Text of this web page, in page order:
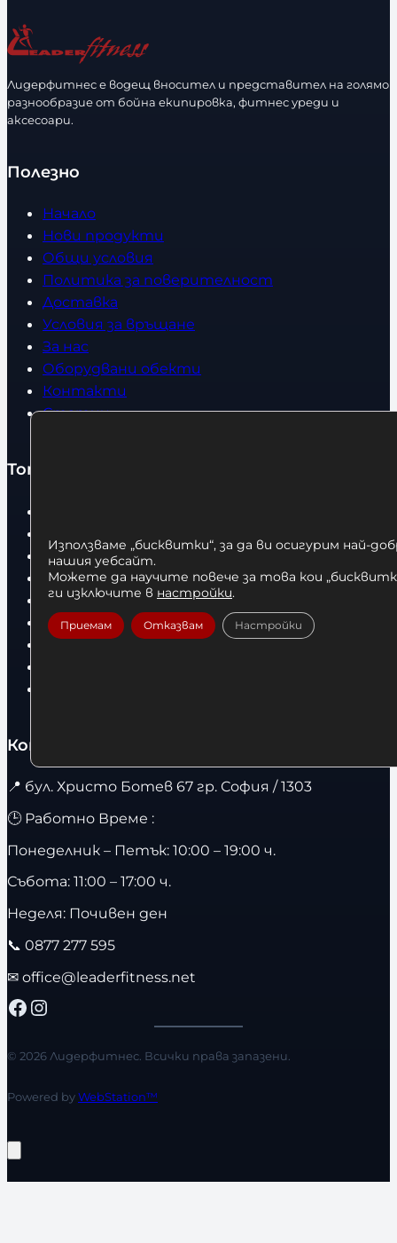
ч
е
т
в
Лидерфитнес е водещ вносител и представител на голямо
разнообразие от бойна екипировка, фитнес уреди и
аксесоари.
Полезно
Начало
Нови продукти
Общи условия
Политика за поверителност
Доставка
Условия за връщане
За нас
Оборудвани обекти
Контакти
Статии
Топ категории
Боксови ръкавици
Дрехи
Детски дрехи
Суичъри
Фитнес оборудване и аксесоари
Контакти
📍 бул. Христо Ботев 67 гр. София / 1303
🕒 Работно Време :
Понеделник – Петък: 10:00 – 19:00 ч.
Събота: 11:00 – 17:00 ч.
Неделя: Почивен ден
📞 0877 277 595
✉ office@leaderfitness.net
Facebook Instagram
© 2026 Лидерфитнес. Всички права запазени.
Powered byWebStation™
Използваме „бисквитки“, за да ви осигурим най-
нашия уебсайт.
Можете да научите повече за това кои
ги изключите в настройки.
Приемам Отказвам Настройки